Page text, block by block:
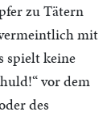
zu Tätern
mit
spielt keine
vor dem
des